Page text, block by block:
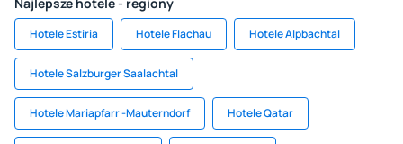
Hotele Estiria Hotele Flachau Hotele Alpbachtal
Hotele Salzburger Saalachtal
Hotele Mariapfarr -Mauterndorf Hotele Qatar